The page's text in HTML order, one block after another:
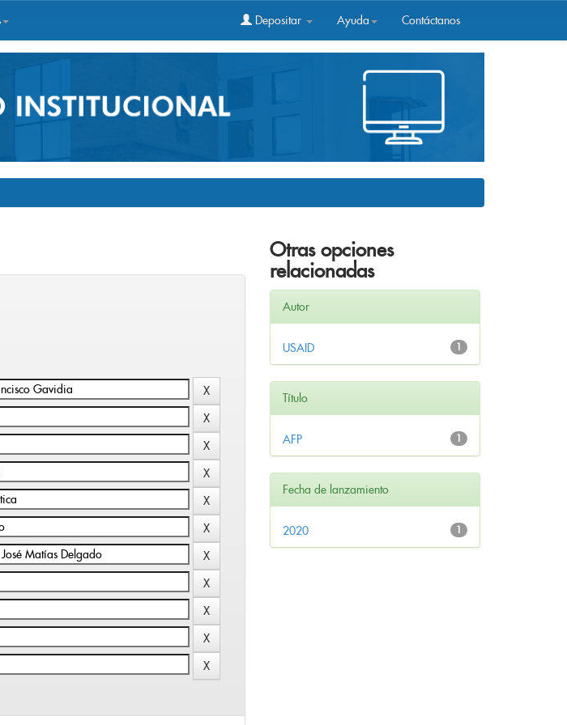
Depositar Ayuda Contáctanos
Otras opciones
relacionadas
Autor
1
USAID
Título
1
AFP
Fecha de lanzamiento
1
2020